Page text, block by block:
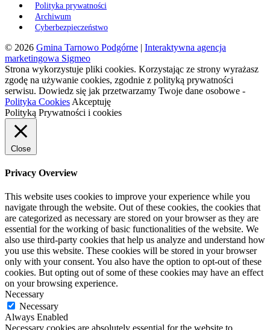
Polityka prywatności
Archiwum
Cyberbezpieczeństwo
© 2026 Gmina Tarnowo Podgórne | Interaktywna agencja
marketingowa Sigmeo
Strona wykorzystuje pliki cookies. Korzystając ze strony wyrażasz
zgodę na używanie cookies, zgodnie z polityką prywatności
serwisu. Dowiedz się jak przetwarzamy Twoje dane osobowe -
Polityka Cookies Akceptuję
Polityką Prywatności i cookies
Close
Privacy Overview
This website uses cookies to improve your experience while you
navigate through the website. Out of these cookies, the cookies that
are categorized as necessary are stored on your browser as they are
essential for the working of basic functionalities of the website. We
also use third-party cookies that help us analyze and understand how
you use this website. These cookies will be stored in your browser
only with your consent. You also have the option to opt-out of these
cookies. But opting out of some of these cookies may have an effect
on your browsing experience.
Necessary
Necessary
Always Enabled
Necessary cookies are absolutely essential for the website to